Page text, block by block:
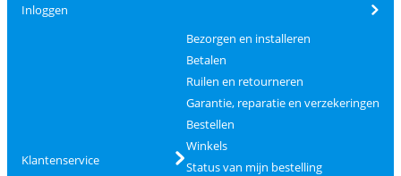
Inloggen
Klantenservice
Bezorgen en installeren
Betalen
Ruilen en retourneren
Garantie, reparatie en verzekeringen
Bestellen
Winkels
Status van mijn bestelling